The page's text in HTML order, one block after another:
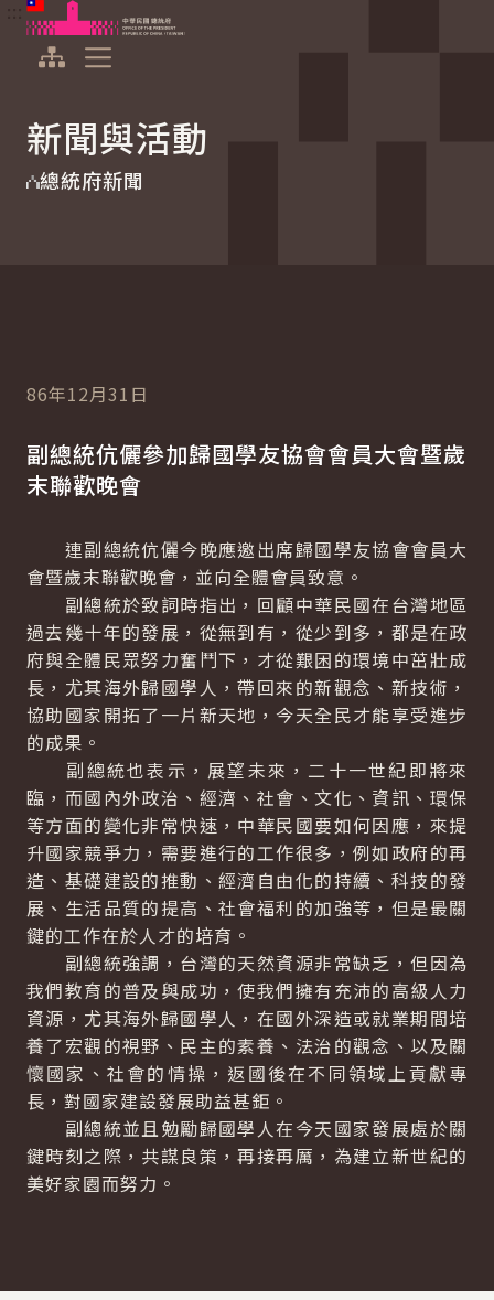
跳到主要內容
中華民國總統府
新聞與活動
總統府新聞
86年12月31日
副總統伉儷參加歸國學友協會會員大會暨歲
末聯歡晚會
連副總統伉儷今晚應邀出席歸國學友協會會員大
會暨歲末聯歡晚會，並向全體會員致意。
副總統於致詞時指出，回顧中華民國在台灣地區
過去幾十年的發展，從無到有，從少到多，都是在政
府與全體民眾努力奮鬥下，才從艱困的環境中茁壯成
長，尤其海外歸國學人，帶回來的新觀念、新技術，
協助國家開拓了一片新天地，今天全民才能享受進步
的成果。
副總統也表示，展望未來，二十一世紀即將來
臨，而國內外政治、經濟、社會、文化、資訊、環保
等方面的變化非常快速，中華民國要如何因應，來提
升國家競爭力，需要進行的工作很多，例如政府的再
造、基礎建設的推動、經濟自由化的持續、科技的發
展、生活品質的提高、社會福利的加強等，但是最關
鍵的工作在於人才的培育。
副總統強調，台灣的天然資源非常缺乏，但因為
我們教育的普及與成功，使我們擁有充沛的高級人力
資源，尤其海外歸國學人，在國外深造或就業期間培
養了宏觀的視野、民主的素養、法治的觀念、以及關
懷國家、社會的情操，返國後在不同領域上貢獻專
長，對國家建設發展助益甚鉅。
副總統並且勉勵歸國學人在今天國家發展處於關
鍵時刻之際，共謀良策，再接再厲，為建立新世紀的
美好家園而努力。